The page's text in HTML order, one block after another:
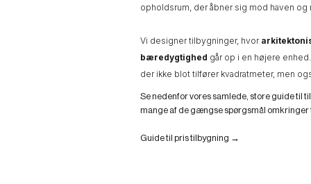
opholdsrum, der åbner sig mod haven og
Vi designer tilbygninger, hvor
bæredygtighed går op i en højere
der ikke blot tilfører kvadratmeter, men
Se nedenfor vores samlede, store guide til
mange af de gængse spørgsmål omkringer
Guide til pris tilbygning →